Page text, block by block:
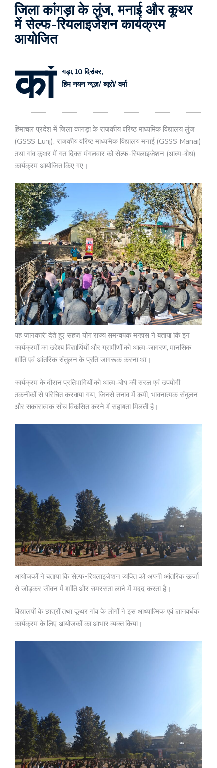
जिला कांगड़ा के लुंज, मनाई और कूथर
में सेल्फ-रियलाइजेशन कार्यक्रम
आयोजित
कां
गड़ा,10 दिसंबर,
हिम नयन न्यूज़/ ब्यूरो/ वर्मा
हिमाचल प्रदेश में जिला कांगड़ा के राजकीय वरिष्ठ माध्यमिक विद्यालय लुंज
(GSSS Lunj), राजकीय वरिष्ठ माध्यमिक विद्यालय मनाई (GSSS Manai)
तथा गांव कूथर में गत दिवस मंगलवार को सेल्फ-रियलाइजेशन (आत्म-बोध)
कार्यक्रम आयोजित किए गए।
यह जानकारी देते हुए सहज योग राज्य समन्वयक मन्हास ने बताया कि इन
कार्यक्रमों का उद्देश्य विद्यार्थियों और ग्रामीणों को आत्म-जागरण, मानसिक
शांति एवं आंतरिक संतुलन के प्रति जागरूक करना था।
कार्यक्रम के दौरान प्रतिभागियों को आत्म-बोध की सरल एवं उपयोगी
तकनीकों से परिचित करवाया गया, जिनसे तनाव में कमी, भावनात्मक संतुलन
और सकारात्मक सोच विकसित करने में सहायता मिलती है।
आयोजकों ने बताया कि सेल्फ-रियलाइजेशन व्यक्ति को अपनी आंतरिक ऊर्जा
से जोड़कर जीवन में शांति और समरसता लाने में मदद करता है।
विद्यालयों के छात्रों तथा कूथर गांव के लोगों ने इस आध्यात्मिक एवं ज्ञानवर्धक
कार्यक्रम के लिए आयोजकों का आभार व्यक्त किया।